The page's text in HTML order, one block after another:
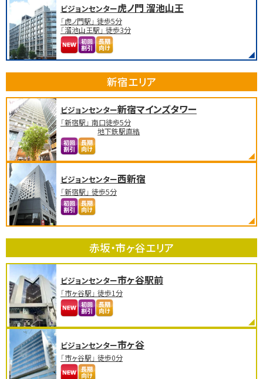
新宿エリア
ビジョンセンター新宿マインズタワー
「新宿駅」 南口徒歩5分
地下鉄駅直結
ビジョンセンター西新宿
「新宿駅」 徒歩5分
赤坂・市ヶ谷エリア
ビジョンセンター市ヶ谷駅前
「市ヶ谷駅」 徒歩1分
ビジョンセンター市ヶ谷
「市ヶ谷駅」 徒歩0分
ビジョンセンター虎ノ門 溜池山王
「虎ノ門駅」 徒歩5分
「溜池山王駅」 徒歩3分